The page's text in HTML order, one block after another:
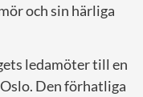
och sin härliga
ledamöter till en
Den förhatliga